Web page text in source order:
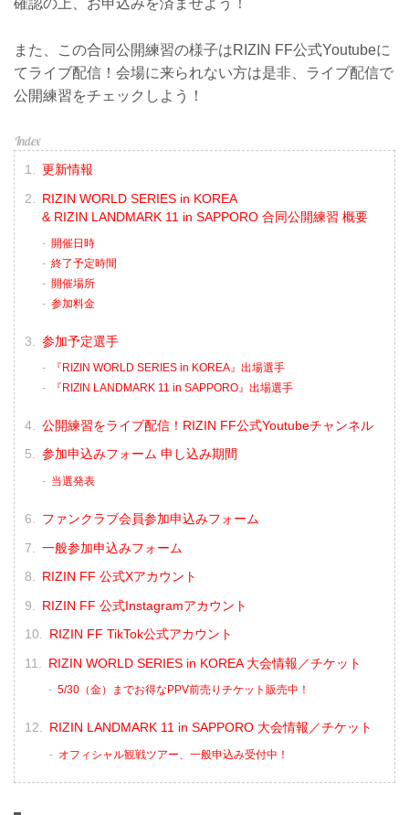
確認の上、お申込みを済ませよう！
また、この合同公開練習の様子はRIZIN FF公式Youtubeに
てライブ配信！会場に来られない方は是非、ライブ配信で
公開練習をチェックしよう！
更新情報
RIZIN WORLD SERIES in KOREA
& RIZIN LANDMARK 11 in SAPPORO 合同公開練習 概要
開催日時
終了予定時間
開催場所
参加料金
参加予定選手
『RIZIN WORLD SERIES in KOREA』出場選手
『RIZIN LANDMARK 11 in SAPPORO』出場選手
公開練習をライブ配信！RIZIN FF公式Youtubeチャンネル
参加申込みフォーム 申し込み期間
当選発表
ファンクラブ会員参加申込みフォーム
一般参加申込みフォーム
RIZIN FF 公式Xアカウント
RIZIN FF 公式Instagramアカウント
RIZIN FF TikTok公式アカウント
RIZIN WORLD SERIES in KOREA 大会情報／チケット
5/30（金）までお得なPPV前売りチケット販売中！
RIZIN LANDMARK 11 in SAPPORO 大会情報／チケット
オフィシャル観戦ツアー、一般申込み受付中！